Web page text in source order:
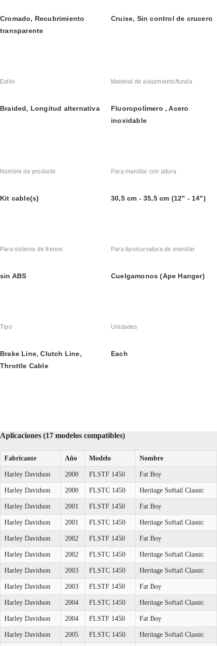
Cromado, Recubrimiento
transparente
Cruise, Sin control de crucero
Estilo
Braided, Longitud alternativa
Material de alojamiento/funda
Fluoropolímero , Acero
inoxidable
Nombre de producto
Kit cable(s)
Para manillar con altura
30,5 cm - 35,5 cm (12" - 14")
Para sistema de frenos
sin ABS
Para tipo/curvatura de manillar
Cuelgamonos (Ape Hanger)
Tipo
Brake Line, Clutch Line,
Throttle Cable
Unidades
Each
Aplicaciones (17 modelos compatibles)
Fabricante Año Modelo Nombre
Harley Davidson 2000 FLSTF 1450 Fat Boy
Harley Davidson 2000 FLSTC 1450 Heritage Softail Classic
Harley Davidson 2001 FLSTF 1450 Fat Boy
Harley Davidson 2001 FLSTC 1450 Heritage Softail Classic
Harley Davidson 2002 FLSTF 1450 Fat Boy
Harley Davidson 2002 FLSTC 1450 Heritage Softail Classic
Harley Davidson 2003 FLSTC 1450 Heritage Softail Classic
Harley Davidson 2003 FLSTF 1450 Fat Boy
Harley Davidson 2004 FLSTC 1450 Heritage Softail Classic
Harley Davidson 2004 FLSTF 1450 Fat Boy
Harley Davidson 2005 FLSTC 1450 Heritage Softail Classic